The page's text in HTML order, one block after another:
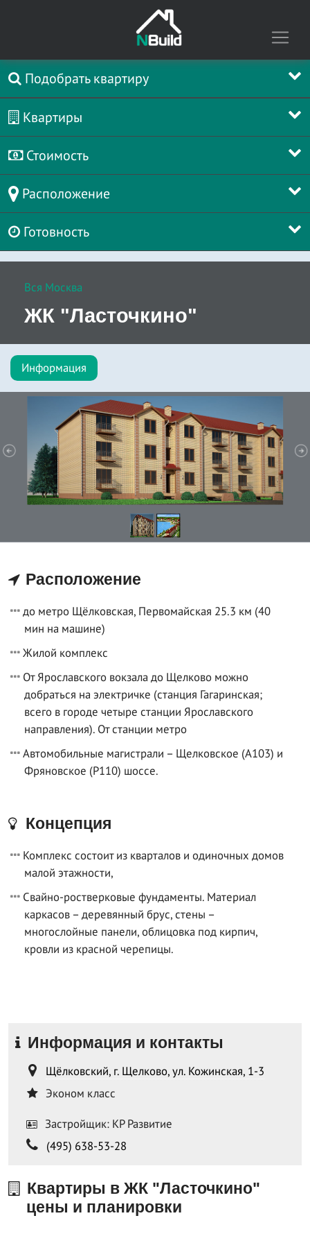
Подобрать квартиру
Квартиры
Стоимость
Расположение
Готовность
Вся Москва
ЖК "Ласточкино"
Информация
Расположение
до метро Щёлковская, Первомайская 25.3 км (40
мин на машине)
Жилой комплекс
От Ярославского вокзала до Щелково можно
добраться на электричке (станция Гагаринская;
всего в городе четыре станции Ярославского
направления). От станции метро
Автомобильные магистрали – Щелковское (А103) и
Фряновское (Р110) шоссе.
Концепция
Комплекс состоит из кварталов и одиночных домов
малой этажности,
Свайно-ростверковые фундаменты. Материал
каркасов – деревянный брус, стены –
многослойные панели, облицовка под кирпич,
кровли из красной черепицы.
Информация и контакты
Щёлковский, г. Щелково, ул. Кожинская, 1-3
Эконом класс
Застройщик: КР Развитие
(495) 638-53-28
Квартиры в ЖК "Ласточкино"
цены и планировки